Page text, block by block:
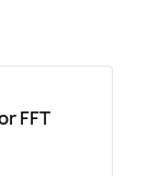
FFT